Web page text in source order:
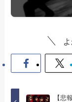
【悲